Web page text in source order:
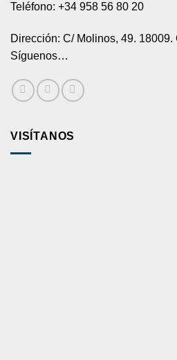
Teléfono: +34 958 56 80 20
Dirección: C/ Molinos, 49. 18009.
Síguenos…
VISÍTANOS